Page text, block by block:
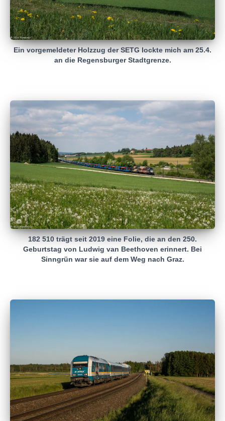
Ein vorgemeldeter Holzzug der SETG lockte mich am 25.4.
an die Regensburger Stadtgrenze.
182 510 trägt seit 2019 eine Folie, die an den 250.
Geburtstag von Ludwig van Beethoven erinnert. Bei
Sinngrün war sie auf dem Weg nach Graz.